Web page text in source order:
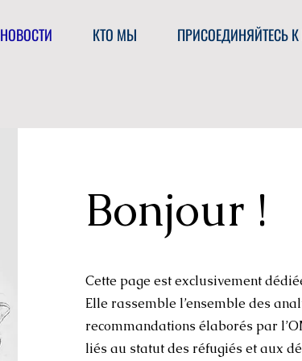
НОВОСТИ КТО МЫ ПРИСОЕДИНЯЙТЕСЬ
Bonjour !
Cette page est exclusivement
Elle rassemble l’ensemble des
recommandations élaborés par
liés au statut des réfugiés et aux